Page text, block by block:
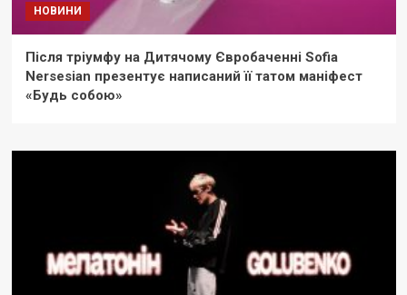
НОВИНИ
Після тріумфу на Дитячому Євробаченні Sofia
Nersesian презентує написаний її татом маніфест
«Будь собою»